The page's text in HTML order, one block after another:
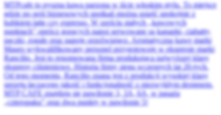
MTPcafe to pyszna kawa parzona w iście włoskim stylu. To miejsce
gdzie po serii biznesowych spotkań można usiąść spokojnie z
kubkiem latte czy espresso. W sześciu stałych ,,kawowych
punktach” oprócz gorących napoi serwowane są kanapki, ciabatty,
pączki, rogale oraz napoje orzeźwiające. Aromatyczną kawę marki
Mauro wykwalifikowany personel przygotowuje w ekspresie marki
Rancilio. Jest to renomowana firma produkująca najwyższej klasy
ekspresy ciśnieniowe. Historia firmy sięga wczesnych lat 20-tych.
Od tego momentu, Rancilio znana jest z produkcji wysokiej klasy
sprzętu łączącego jakość i funkcjonalność z niezwykłym designem.
MTP CAFE znajdują się pawilonie 3, 3A, 6A, w pasażu
„czteropaku” oraz dwa punkty w pawilonie 5!